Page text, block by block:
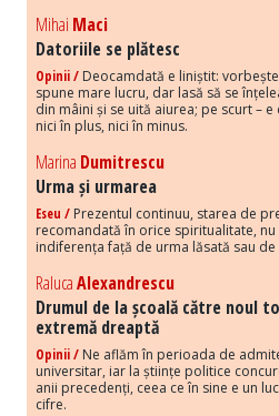
Mihai Maci
Datoriile se plătesc
Opinii / Deocamdată e liniștit:
spune mare lucru, dar lasă să se
din mâini și se uită aiurea; pe scurt –
nici în plus, nici în minus.
Marina Dumitrescu
Urma și urmarea
Eseu / Prezentul continuu, starea de
recomandată în orice spiritualitate,
indiferența față de urma lăsată sau de
RalucaAlexandrescu
Drumul de la școală către noul
extremă dreaptă
Opinii / Ne aflăm în perioada de
universitar, iar la științe politice
anii precedenți, ceea ce în sine e un
cifre.